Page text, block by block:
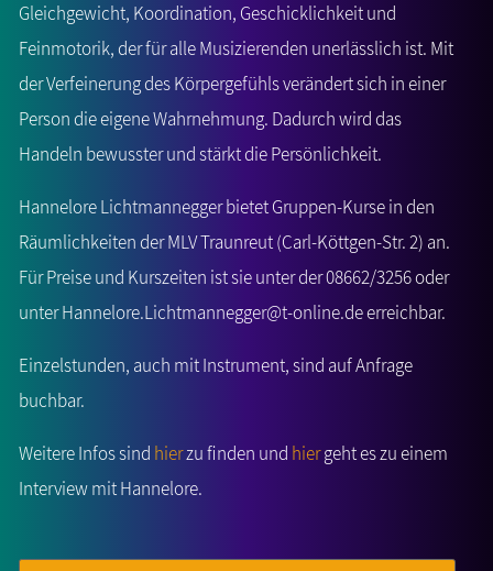
Gleichgewicht, Koordination, Geschicklichkeit und
Feinmotorik, der für alle Musizierenden unerlässlich ist. Mit
der Verfeinerung des Körpergefühls verändert sich in einer
Person die eigene Wahrnehmung. Dadurch wird das
Handeln bewusster und stärkt die Persönlichkeit.
Hannelore Lichtmannegger bietet Gruppen-Kurse in den
Räumlichkeiten der MLV Traunreut (Carl-Köttgen-Str. 2) an.
Für Preise und Kurszeiten ist sie unter der 08662/3256 oder
unter Hannelore.Lichtmannegger@t-online.de erreichbar.
Einzelstunden, auch mit Instrument, sind auf Anfrage
buchbar.
Weitere Infos sind hierzu finden und hiergeht es zu einem
Interview mit Hannelore.